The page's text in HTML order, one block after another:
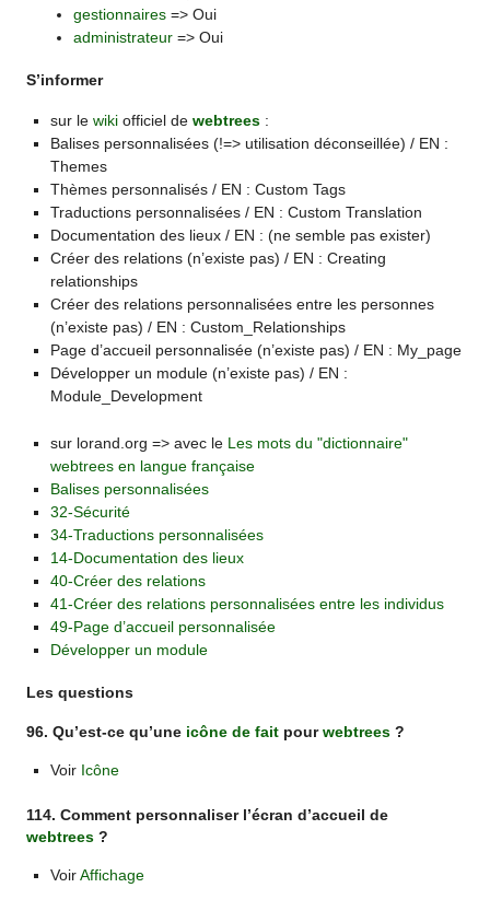
gestionnaires => Oui
administrateur => Oui
S’informer
sur le wikiofficiel de webtrees:
Balises personnalisées (!=> utilisation déconseillée) / EN :
Themes
Thèmes personnalisés / EN : Custom Tags
Traductions personnalisées / EN : Custom Translation
Documentation des lieux / EN : (ne semble pas exister)
Créer des relations (n’existe pas) / EN : Creating
relationships
Créer des relations personnalisées entre les personnes
(n’existe pas) / EN : Custom_Relationships
Page d’accueil personnalisée (n’existe pas) / EN : My_page
Développer un module (n’existe pas) / EN :
Module_Development
sur lorand.org => avec le Les mots du "dictionnaire"
webtrees en langue française
Balises personnalisées
32-Sécurité
34-Traductions personnalisées
14-Documentation des lieux
40-Créer des relations
41-Créer des relations personnalisées entre les individus
49-Page d’accueil personnalisée
Développer un module
Les questions
96. Qu’est-ce qu’une icône de fait pourwebtrees ?
Voir Icône
114. Comment personnaliser l’écran d’accueil de
webtrees ?
VoirAffichage